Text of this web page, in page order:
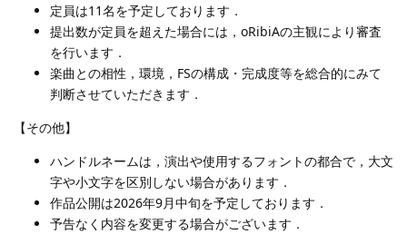
定員は11名を予定しております．
提出数が定員を超えた場合には，oRibiAの主観により審査
を行います．
楽曲との相性，環境，FSの構成・完成度等を総合的にみて
判断させていただきます．
【その他】
ハンドルネームは，演出や使用するフォントの都合で，大文
字や小文字を区別しない場合があります．
作品公開は2026年9月中旬を予定しております．
予告なく内容を変更する場合がございます．